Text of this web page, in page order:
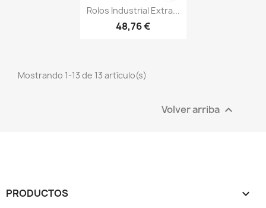
Vista rápida
Rolos Industrial Extra...
48,76 €
Mostrando 1-13 de 13 artículo(s)
Volver arriba 
PRODUCTOS 